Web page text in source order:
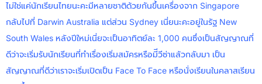
ไม่ใช่แค่นักเรียนไทยนะคะมีหลายชาติด้วยกันขึ้นเครื่องจาก Singapore
กลับไปที่ Darwin Australia แต่ส่วน Sydney เนี่ยนะคะอยู่ในรัฐ New
South Wales หลังปีใหม่เนี่ยจะเป็นอาทิตย์ละ 1,000 คนซึ่งเป็นสัญญาณที่
ดีว่าจะเริ่มรับนักเรียนที่ทำเรื่องเริ่มสมัครหรือมีีวีซ่าแล้วกลับมา เป็น
สัญญาณที่ดีว่าเราจะเริ่มเปิดเป็น Face To Face หรือนั่งเรียนในคลาสเรียน